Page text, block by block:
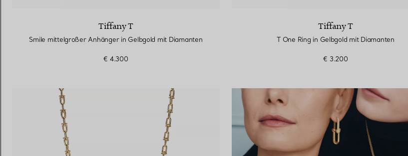
Tiffany T
Smile mittelgroßer Anhänger in Gelbgold mit Diamanten
€ 4.300
Tiffany T
T One Ring in Gelbgold mit Diamanten
€ 3.200